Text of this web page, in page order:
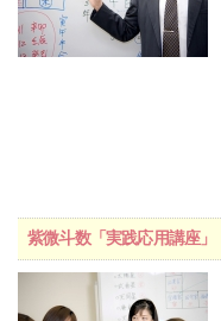
紫微斗数「実践応用講座